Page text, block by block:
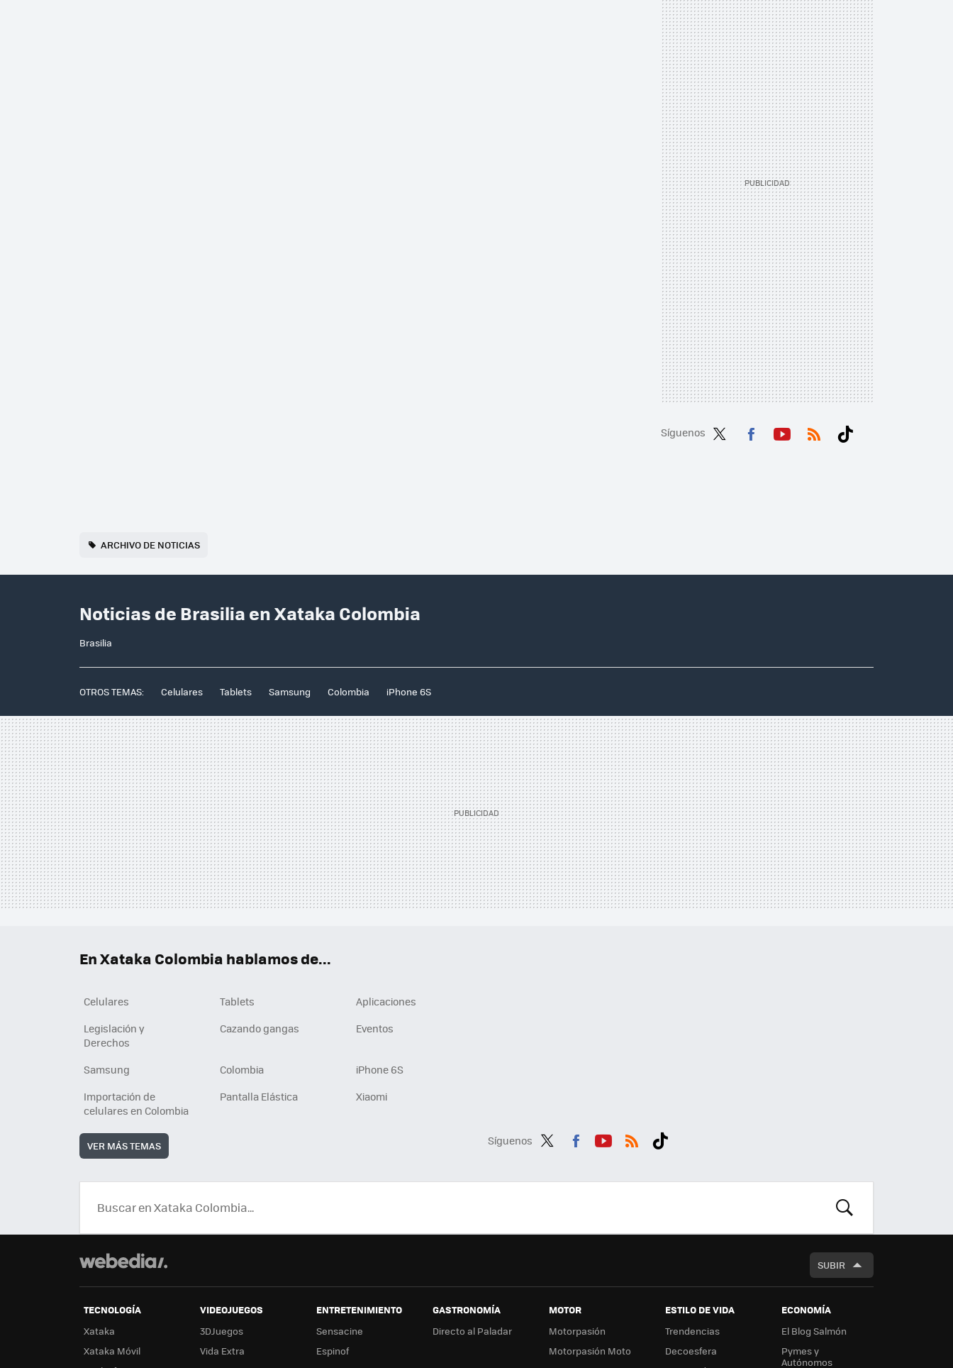
Síguenos
ARCHIVO DE NOTICIAS
Noticias de Brasilia en Xataka Colombia
Brasilia
OTROS TEMAS: Celulares Tablets Samsung Colombia iPhone 6S
Síguenos
ter
ebo tub
ok
En Xataka Colombia hablamos de...
Celulares Tablets
Aplicaciones
Legislación y
Derechos
Cazando gangas Eventos
Samsung Colombia
iPhone 6S
Importación de
celulares en Colombia
Pantalla Elástica Xiaomi
VER MÁS TEMAS
BUSCAR
SUBIR
TECNOLOGÍA
Xataka
Xataka Móvil
VIDEOJUEGOS
3DJuegos
Vida Extra
ENTRETENIMIENTO
Sensacine
Espinof
GASTRONOMÍA
Directo al Paladar
MOTOR
Motorpasión
Motorpasión Moto
ESTILO DE VIDA
Trendencias
Decoesfera
ECONOMÍA
El Blog Salmón
Pymes y
Autónomos